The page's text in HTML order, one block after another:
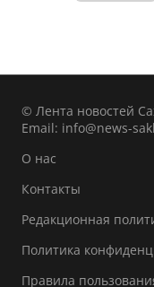
© Лента новостей
Email: info@news-
О нас
Контакты
Редакционная
Политика
Правила